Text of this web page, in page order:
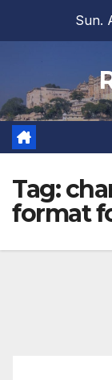
Sun.
Tag:
format